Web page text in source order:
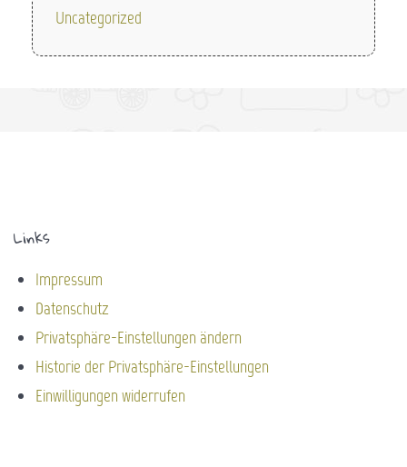
Uncategorized
Links
Impressum
Datenschutz
Privatsphäre-Einstellungen ändern
Historie der Privatsphäre-Einstellungen
Einwilligungen widerrufen